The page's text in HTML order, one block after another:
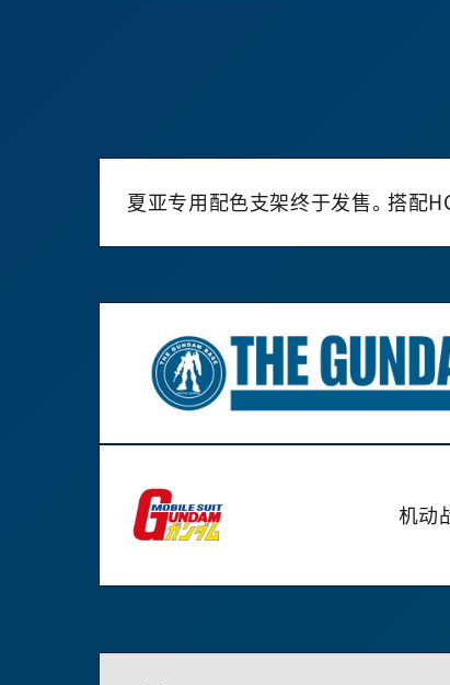
夏亚专用配色支架终于发售。 搭配
机动